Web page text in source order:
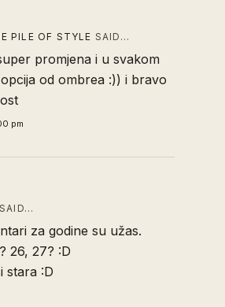
PILE OF STYLE SAID…
promjena i u svakom
od ombrea :)) i bravo
pm
za godine su užas.
26, 27? :D
stara :D